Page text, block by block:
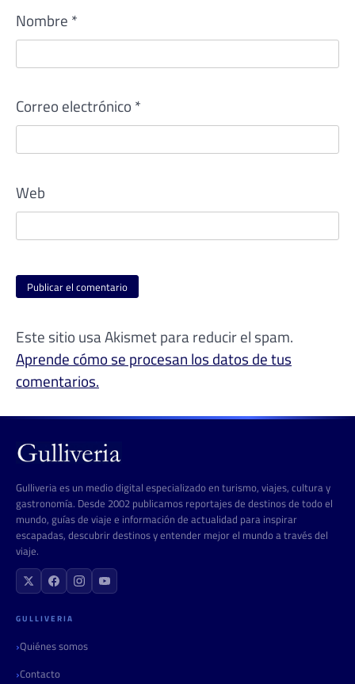
Nombre *
Correo electrónico *
Web
Este sitio usa Akismet para reducir el spam.
Aprende cómo se procesan los datos de tus
comentarios.
Gulliveria es un medio digital especializado en turismo, viajes, cultura y
gastronomía. Desde 2002 publicamos reportajes de destinos de todo el
mundo, guías de viaje e información de actualidad para inspirar
escapadas, descubrir destinos y entender mejor el mundo a través del
viaje.
GULLIVERIA
Quiénes somos
Contacto